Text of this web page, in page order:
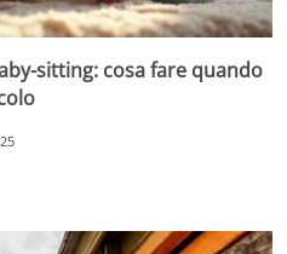
sitting: cosa fare quando